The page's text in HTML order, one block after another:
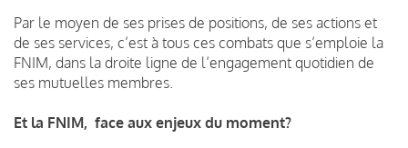
Par le moyen de ses prises de positions, de ses actions et
de ses services, c’est à tous ces combats que s’emploie la
FNIM, dans la droite ligne de l’engagement quotidien de
ses mutuelles membres.
Et la FNIM, face aux enjeux du moment?